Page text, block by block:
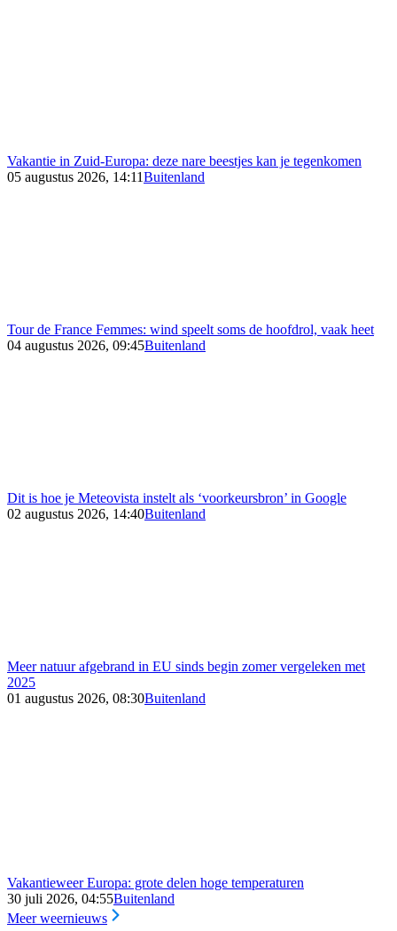
Vakantie in Zuid-Europa: deze nare beestjes kan je tegenkomen
05 augustus 2026, 14:11Buitenland
Tour de France Femmes: wind speelt soms de hoofdrol, vaak heet
04 augustus 2026, 09:45Buitenland
Dit is hoe je Meteovista instelt als ‘voorkeursbron’ in Google
02 augustus 2026, 14:40Buitenland
Meer natuur afgebrand in EU sinds begin zomer vergeleken met
2025
01 augustus 2026, 08:30Buitenland
Vakantieweer Europa: grote delen hoge temperaturen
30 juli 2026, 04:55Buitenland
Meer weernieuws